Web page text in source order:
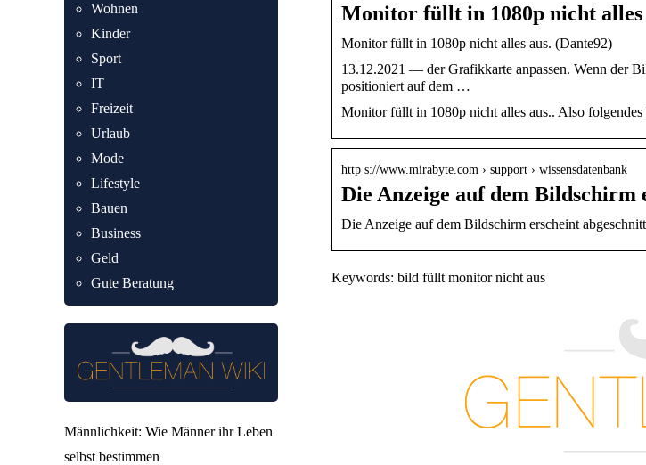
Monitor füllt in 1080p nicht alles
Monitor füllt in 1080p nicht alles aus. (Dante92)
13.12.2021 — der Grafikkarte anpassen. Wenn der
positioniert auf dem …
Monitor füllt in 1080p nicht alles aus.. Also
http s://www.mirabyte.com › support › wissensdatenbank
Die Anzeige auf dem
Die Anzeige auf dem Bildschirm erscheint
Keywords: bild füllt monitor nicht aus
Wohnen
Kinder
Sport
IT
Freizeit
Urlaub
Mode
Lifestyle
Bauen
Business
Geld
Gute Beratung
Männlichkeit: Wie Männer ihr Leben
selbst bestimmen